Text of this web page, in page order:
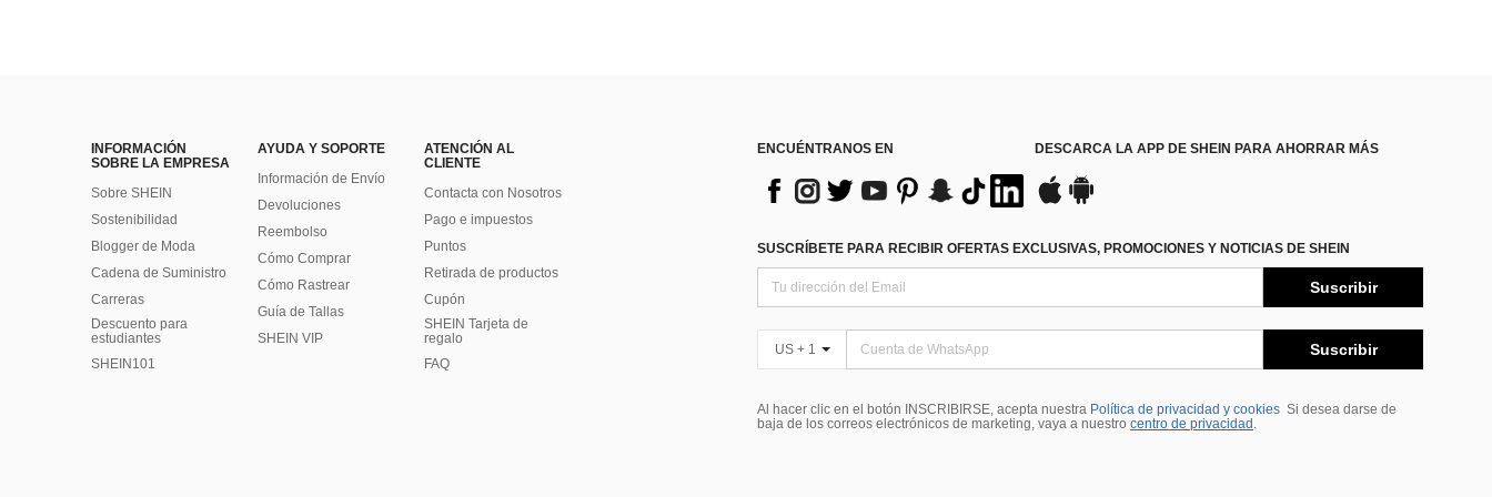
INFORMACIÓN
SOBRE LA EMPRESA
Sobre SHEIN
Sostenibilidad
Blogger de Moda
Cadena de Suministro
Carreras
Descuento para
estudiantes
SHEIN101
AYUDA Y SOPORTE
Información de Envío
Devoluciones
Reembolso
Cómo Comprar
Cómo Rastrear
Guía de Tallas
SHEIN VIP
ATENCIÓN AL
CLIENTE
Contacta con Nosotros
Pago e impuestos
Puntos
Retirada de productos
Cupón
SHEIN Tarjeta de
regalo
FAQ
ENCUÉNTRANOS EN DESCARCA LA APP DE SHEIN PARA AHORRAR MÁS
SUSCRÍBETE PARA RECIBIR OFERTAS EXCLUSIVAS, PROMOCIONES Y NOTICIAS DE SHEIN
Suscribir
US + 1 Suscribir
Al hacer clic en el botón INSCRIBIRSE, acepta nuestra Política de privacidad y cookies Si desea darse de
baja de los correos electrónicos de marketing, vaya a nuestro centro de privacidad .